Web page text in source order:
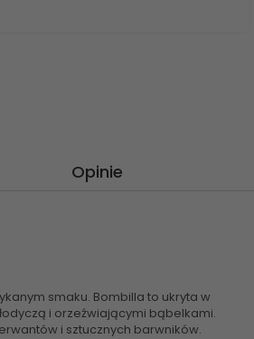
Opinie
smaku. Bombilla to ukryta w
i orzeźwiającymi bąbelkami.
i sztucznych barwników.